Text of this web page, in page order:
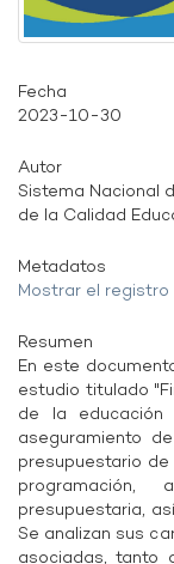
Fecha
2023-10-30
Autor
Sistema Nacional
de la Calidad
Metadatos
Mostrar el
Resumen
En este
estudio titulado
de la educación
aseguramiento
presupuestario de
programación,
presupuestaria,
Se analizan sus
asociadas, tanto